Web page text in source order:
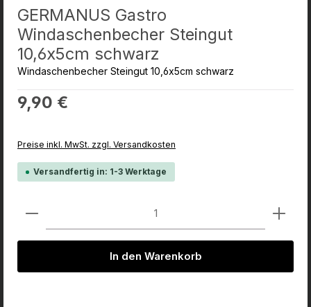
Durchschnittliche Bewertung von 0 von 5 Sternen
GERMANUS Gastro
Windaschenbecher Steingut
10,6x5cm schwarz
Windaschenbecher Steingut 10,6x5cm schwarz
Regulärer Preis:
9,90 €
Preise inkl. MwSt. zzgl. Versandkosten
Versandfertig in: 1-3 Werktage
Produkt Anzahl: Gib den gewünschten Wert ein
In den Warenkorb